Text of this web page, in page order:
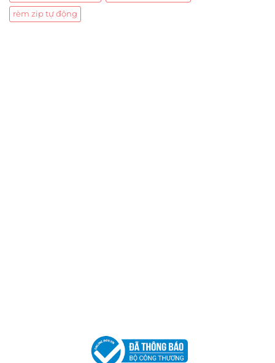
rèm zip tự động